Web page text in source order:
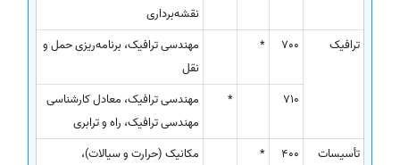
نقشه‌برداری
ترافیک
700
*
مهندسی ترافیک، برنامه‌ریزی حمل و
نقل
710
*
مهندسی ترافیک، معادل کارشناسی
مهندسی ترافیک، راه و ترابری
تأسیسات
400
*
مکانیک (حرارت و سیالات)،